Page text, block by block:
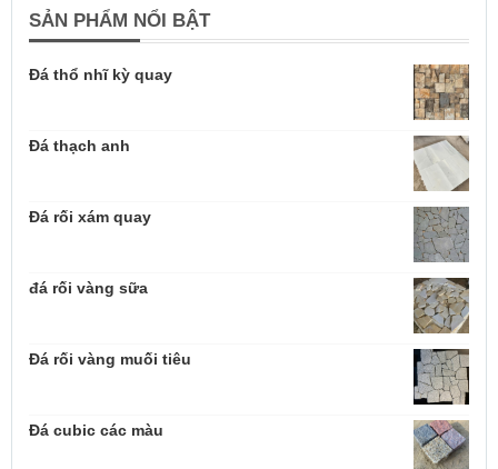
SẢN PHẨM NỔI BẬT
Đá thổ nhĩ kỳ quay
Đá thạch anh
Đá rối xám quay
đá rối vàng sữa
Đá rối vàng muối tiêu
Đá cubic các màu